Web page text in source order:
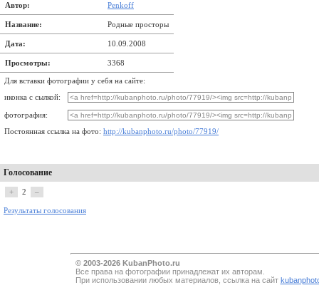
Автор: Penkoff
Название: Родные просторы
Дата: 10.09.2008
Просмотры: 3368
Для вставки фотографии у себя на сайте:
иконка с сылкой:
фотография:
Постоянная ссылка на фото: http://kubanphoto.ru/photo/77919/
Голосование
+ 2 –
Результаты голосования
© 2003-2026 KubanPhoto.ru
Все прaва на фотографии принадлежат их авторам.
При использовании любых материалов, ссылка на сайт